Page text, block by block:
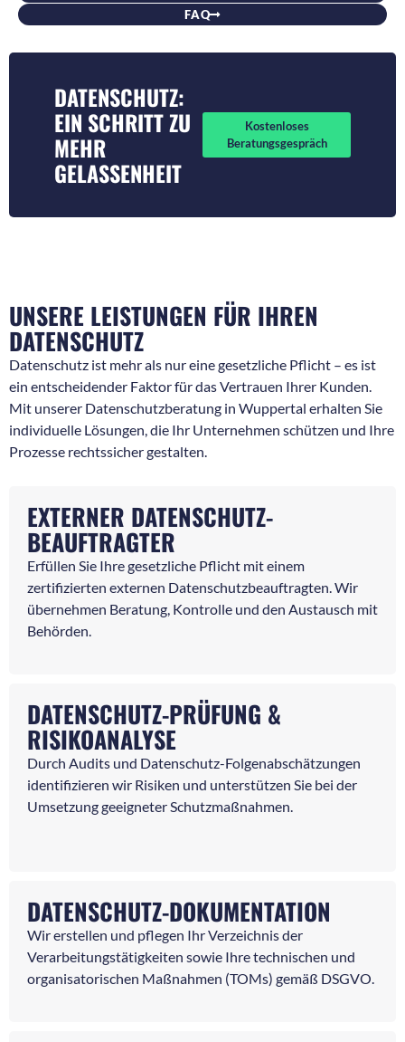
FAQ
DATENSCHUTZ:
EIN SCHRITT ZU
MEHR
GELASSENHEIT
Kostenloses
Beratungsgespräch
UNSERE LEISTUNGEN FÜR IHREN
DATENSCHUTZ
Datenschutz ist mehr als nur eine gesetzliche Pflicht – es ist
ein entscheidender Faktor für das Vertrauen Ihrer Kunden.
Mit unserer Datenschutzberatung in Wuppertal erhalten Sie
individuelle Lösungen, die Ihr Unternehmen schützen und Ihre
Prozesse rechtssicher gestalten.
EXTERNER DATENSCHUTZ-
BEAUFTRAGTER
Erfüllen Sie Ihre gesetzliche Pflicht mit einem
zertifizierten externen Datenschutzbeauftragten. Wir
übernehmen Beratung, Kontrolle und den Austausch mit
Behörden.
DATENSCHUTZ-PRÜFUNG &
RISIKOANALYSE
Durch Audits und Datenschutz-Folgenabschätzungen
identifizieren wir Risiken und unterstützen Sie bei der
Umsetzung geeigneter Schutzmaßnahmen.
DATENSCHUTZ-DOKUMENTATION
Wir erstellen und pflegen Ihr Verzeichnis der
Verarbeitungstätigkeiten sowie Ihre technischen und
organisatorischen Maßnahmen (TOMs) gemäß DSGVO.